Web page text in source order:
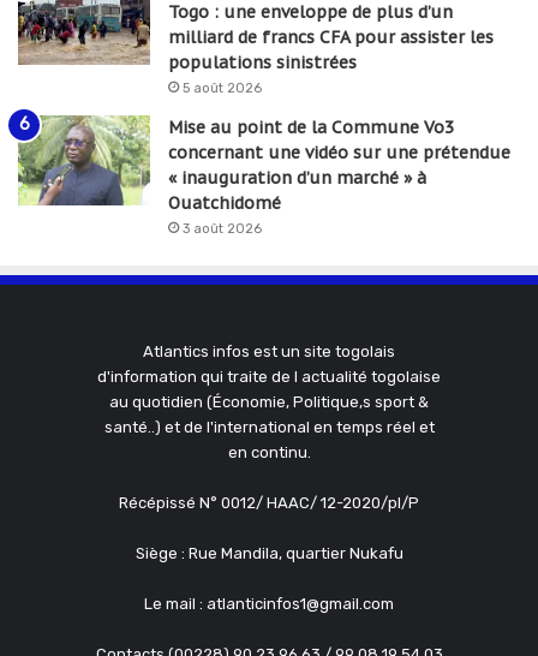
Togo : une enveloppe de plus d’un
milliard de francs CFA pour assister les
populations sinistrées
5 août 2026
Mise au point de la Commune Vo3
concernant une vidéo sur une prétendue
« inauguration d’un marché » à
Ouatchidomé
3 août 2026
Atlantics infos est un site togolais
d'information qui traite de l actualité togolaise
au quotidien (Économie, Politique,s sport &
santé..) et de l'international en temps réel et
en continu.
Récépissé N° 0012/ HAAC/ 12-2020/pl/P
Siège : Rue Mandila, quartier Nukafu
Le mail : atlanticinfos1@gmail.com